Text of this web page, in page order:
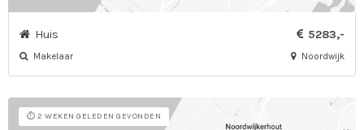
Huis 5283,-
Makelaar Noordwijk
⏱️ 2 WEKEN GELEDEN GEVONDEN